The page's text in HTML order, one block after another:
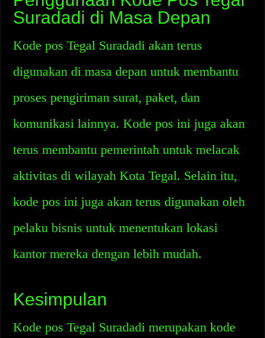
Suradadi di Masa Depan
Kode pos Tegal Suradadi akan terus
digunakan di masa depan untuk membantu
proses pengiriman surat, paket, dan
komunikasi lainnya. Kode pos ini juga akan
terus membantu pemerintah untuk melacak
aktivitas di wilayah Kota Tegal. Selain itu,
kode pos ini juga akan terus digunakan oleh
pelaku bisnis untuk menentukan lokasi
kantor mereka dengan lebih mudah.
Kesimpulan
Kode pos Tegal Suradadi merupakan kode